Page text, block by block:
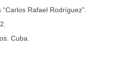
Rafael Rodríguez”.
Cuba.